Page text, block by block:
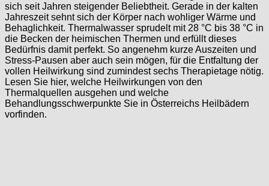
sich seit Jahren steigender Beliebtheit. Gerade in der kalten
Jahreszeit sehnt sich der Körper nach wohliger Wärme und
Behaglichkeit. Thermalwasser sprudelt mit 28 °C bis 38 °C in
die Becken der heimischen Thermen und erfüllt dieses
Bedürfnis damit perfekt. So angenehm kurze Auszeiten und
Stress-Pausen aber auch sein mögen, für die Entfaltung der
vollen Heilwirkung sind zumindest sechs Therapietage nötig.
Lesen Sie hier, welche Heilwirkungen von den
Thermalquellen ausgehen und welche
Behandlungsschwerpunkte Sie in Österreichs Heilbädern
vorfinden.